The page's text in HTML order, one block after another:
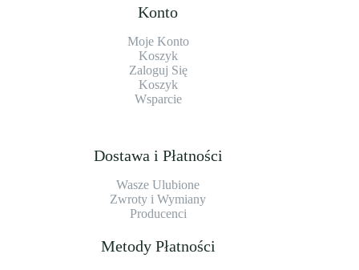
Konto
Moje Konto
Koszyk
Zaloguj Się
Koszyk
Wsparcie
Dostawa i Płatności
Wasze Ulubione
Zwroty i Wymiany
Producenci
Metody Płatności